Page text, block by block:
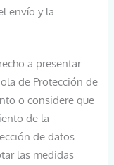
envío y la
a presentar
de Protección de
o considere que
de la
de datos.
las medidas